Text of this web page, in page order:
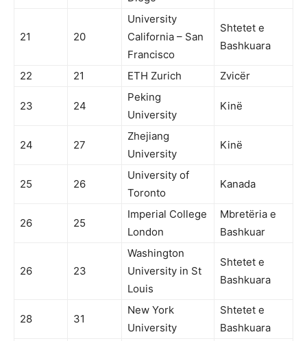
21 20
University
California – San
Francisco
Shtetet e
Bashkuara
22 21 ETH Zurich Zvicër
23 24
Peking
University
Kinë
24 27
Zhejiang
University
Kinë
25 26
University of
Toronto
Kanada
26 25
Imperial College
London
Mbretëria e
Bashkuar
26 23
Washington
University in St
Louis
Shtetet e
Bashkuara
28 31
New York
University
Shtetet e
Bashkuara